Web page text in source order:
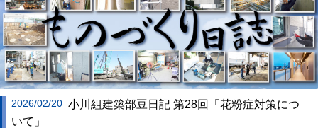
2026/02/20 小川組建築部豆日記 第28回「花粉症対策につ
いて」